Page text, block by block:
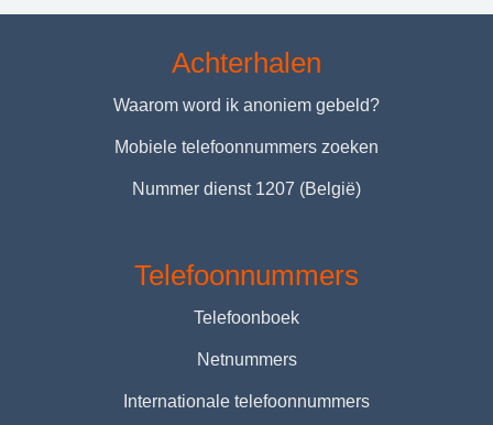
Achterhalen
Waarom word ik anoniem gebeld?
Mobiele telefoonnummers zoeken
Nummer dienst 1207 (België)
Telefoonnummers
Telefoonboek
Netnummers
Internationale telefoonnummers